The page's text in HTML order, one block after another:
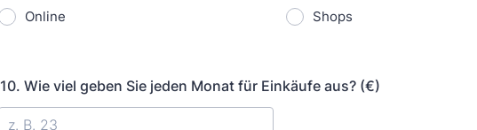
Online Shops
10. Wie viel geben Sie jeden Monat für Einkäufe aus? (€)